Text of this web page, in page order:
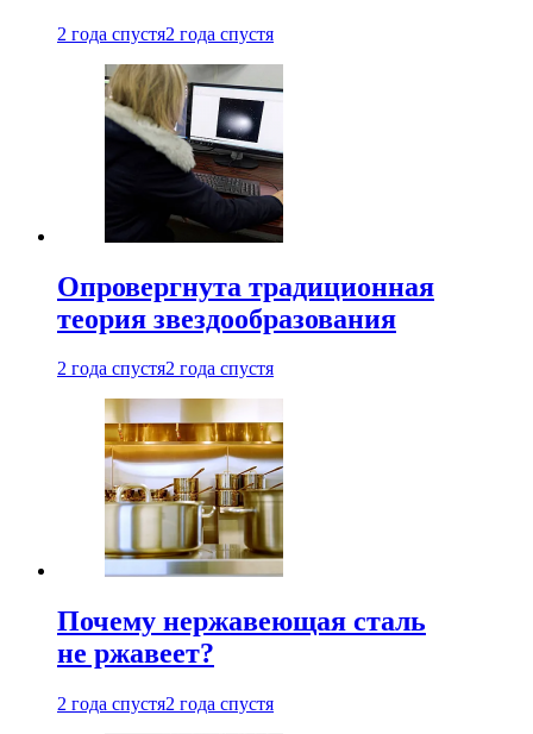
2 года спустя2 года спустя
Опровергнута традиционная
теория звездообразования
2 года спустя2 года спустя
Почему нержавеющая сталь
не ржавеет?
2 года спустя2 года спустя